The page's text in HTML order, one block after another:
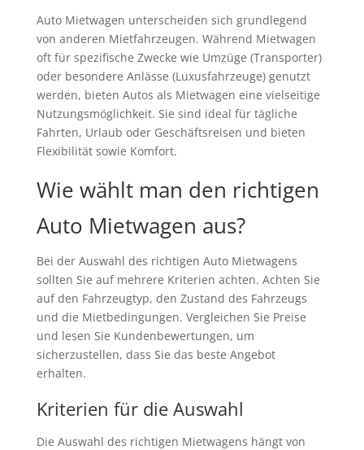
Auto Mietwagen unterscheiden sich grundlegend
von anderen Mietfahrzeugen. Während Mietwagen
oft für spezifische Zwecke wie Umzüge (Transporter)
oder besondere Anlässe (Luxusfahrzeuge) genutzt
werden, bieten Autos als Mietwagen eine vielseitige
Nutzungsmöglichkeit. Sie sind ideal für tägliche
Fahrten, Urlaub oder Geschäftsreisen und bieten
Flexibilität sowie Komfort.
Wie wählt man den richtigen
Auto Mietwagen aus?
Bei der Auswahl des richtigen Auto Mietwagens
sollten Sie auf mehrere Kriterien achten. Achten Sie
auf den Fahrzeugtyp, den Zustand des Fahrzeugs
und die Mietbedingungen. Vergleichen Sie Preise
und lesen Sie Kundenbewertungen, um
sicherzustellen, dass Sie das beste Angebot
erhalten.
Kriterien für die Auswahl
Die Auswahl des richtigen Mietwagens hängt von